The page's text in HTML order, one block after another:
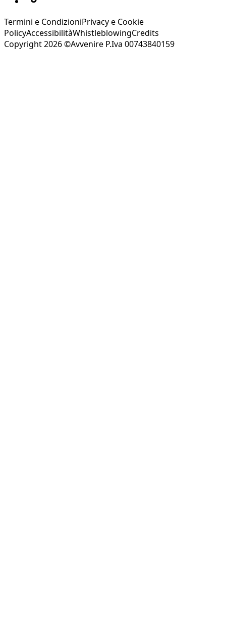
Termini e CondizioniPrivacy e Cookie
PolicyAccessibilitàWhistleblowingCredits
Copyright 2026 ©Avvenire P.Iva 00743840159